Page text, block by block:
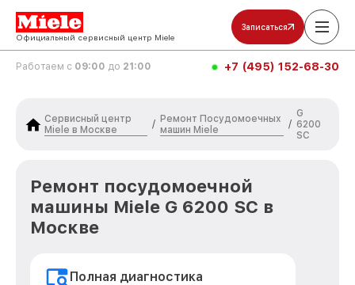
Официальный сервисный центр Miele
Записаться
Работаем с 09:00 до 21:00 +7 (495) 152-68-30
Сервисный центр
Miele в Москве
/
Ремонт Посудомоечных
машин Miele
/
G
6200
SC
Ремонт посудомоечной
машины Miele G 6200 SC в
Москве
Полная диагностика